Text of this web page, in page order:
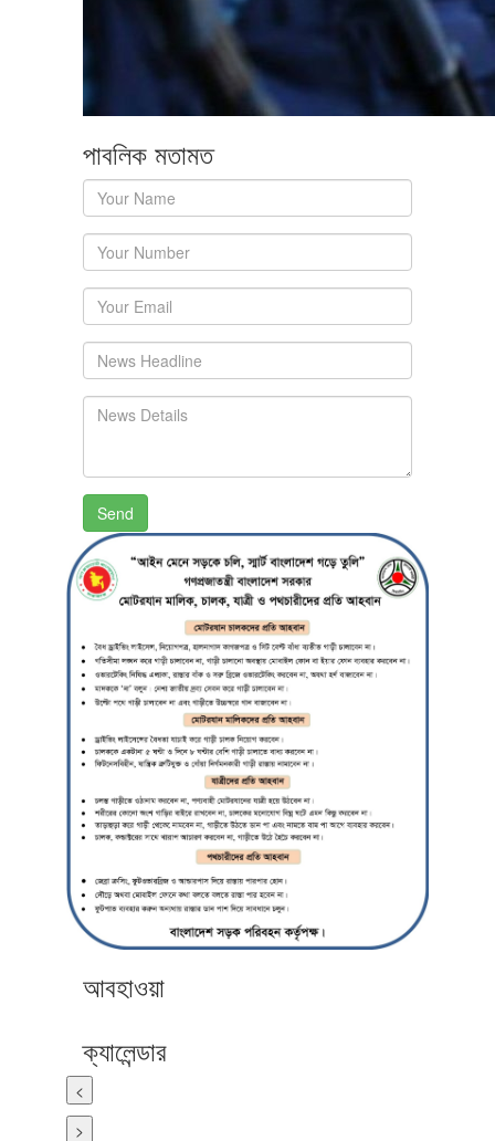
পাবলিক মতামত
Send
আবহাওয়া
ক্যালেন্ডার
<
>